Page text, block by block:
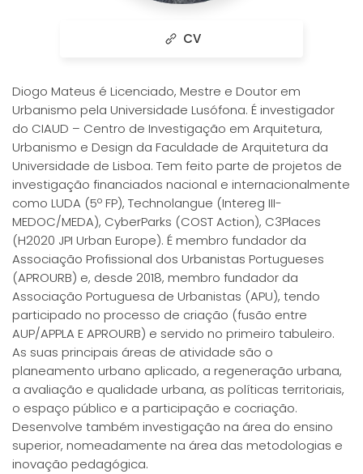
CV
Diogo Mateus é Licenciado, Mestre e Doutor em
Urbanismo pela Universidade Lusófona. É investigador
do CIAUD – Centro de Investigação em Arquitetura,
Urbanismo e Design da Faculdade de Arquitetura da
Universidade de Lisboa. Tem feito parte de projetos de
investigação financiados nacional e internacionalmente
como LUDA (5º FP), Technolangue (Intereg III-
MEDOC/MEDA), CyberParks (COST Action), C3Places
(H2020 JPI Urban Europe). É membro fundador da
Associação Profissional dos Urbanistas Portugueses
(APROURB) e, desde 2018, membro fundador da
Associação Portuguesa de Urbanistas (APU), tendo
participado no processo de criação (fusão entre
AUP/APPLA E APROURB) e servido no primeiro tabuleiro.
As suas principais áreas de atividade são o
planeamento urbano aplicado, a regeneração urbana,
a avaliação e qualidade urbana, as políticas territoriais,
o espaço público e a participação e cocriação.
Desenvolve também investigação na área do ensino
superior, nomeadamente na área das metodologias e
inovação pedagógica.